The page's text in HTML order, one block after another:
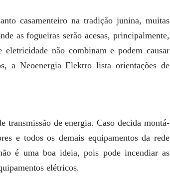
casamenteiro na tradição junina, muitas
as fogueiras serão acesas, principalmente,
não combinam e podem causar
a Neoenergia Elektro lista orientações de
transmissão de energia. Caso decida montá-
e todos os demais equipamentos da rede
é uma boa ideia, pois pode incendiar as
elétricos.